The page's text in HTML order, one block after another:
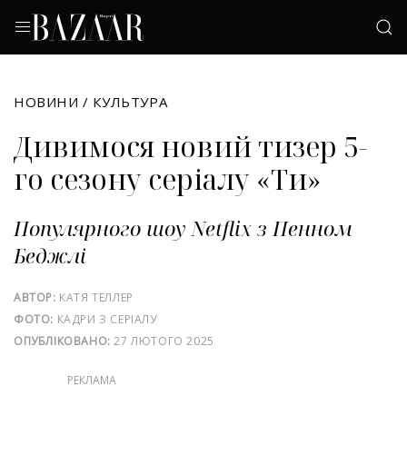
НОВИНИ / КУЛЬТУРА
Дивимося новий тизер 5-
го сезону серіалу «Ти»
Популярного шоу Netflix з Пенном
Беджлі
АВТОР: КАТЯ ТЕЛЛЕР
ФОТО: КАДРИ З СЕРІАЛУ
ОПУБЛІКОВАНО: 27 ЛЮТОГО 2025